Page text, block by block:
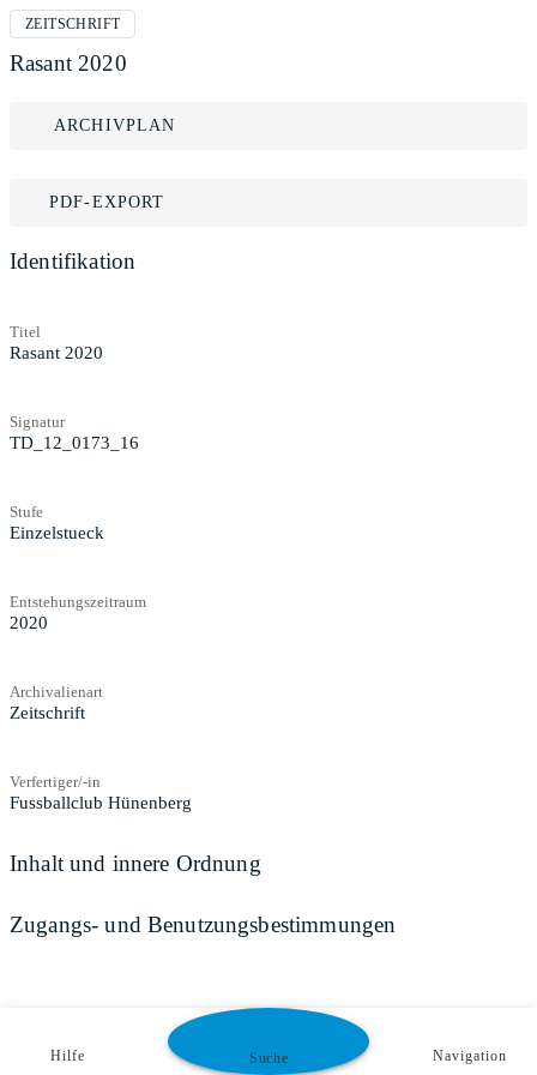
ZEITSCHRIFT
Rasant 2020
ARCHIVPLAN
PDF-EXPORT
Identifikation
Titel
Rasant 2020
Signatur
TD_12_0173_16
Stufe
Einzelstueck
Entstehungszeitraum
2020
Archivalienart
Zeitschrift
Verfertiger/-in
Fussballclub Hünenberg
Inhalt und innere Ordnung
Zugangs- und Benutzungsbestimmungen
Hilfe Suche Navigation